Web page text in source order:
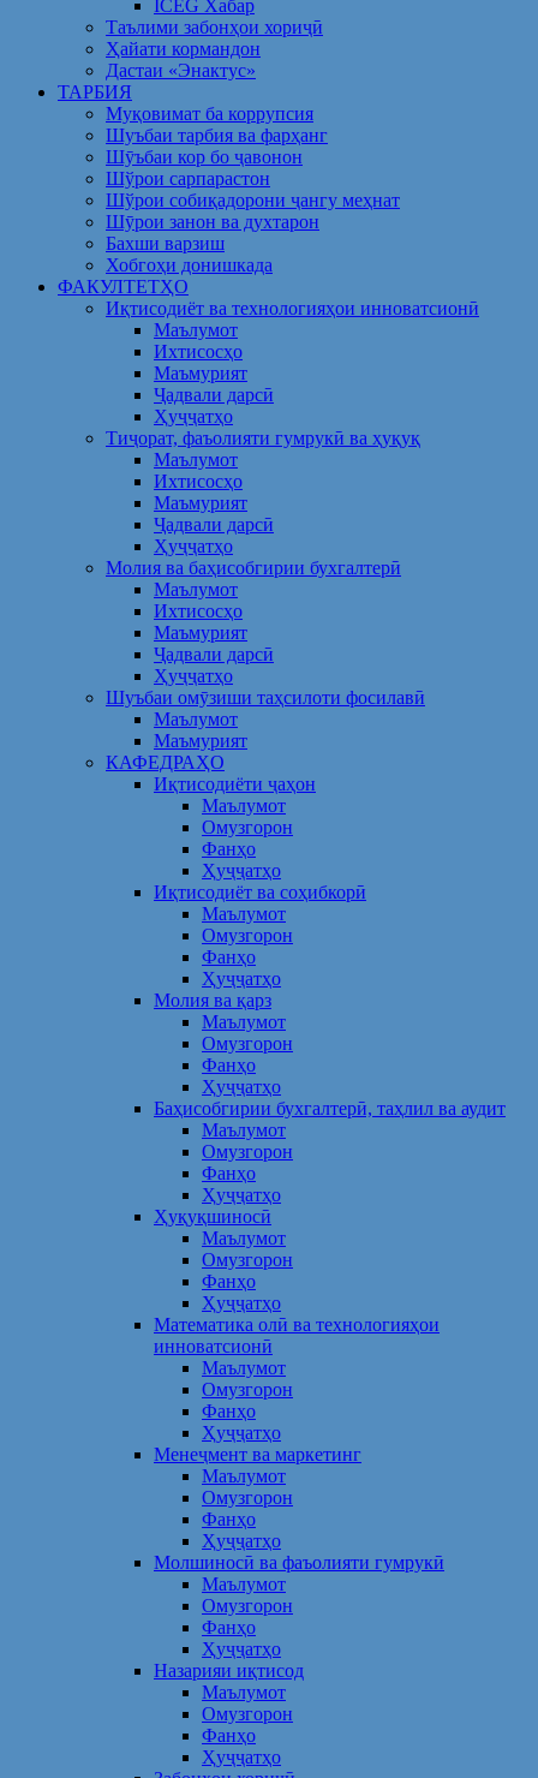
ICEG Хабар
Таълими забонҳои хориҷӣ
Ҳайати кормандон
Дастаи «Энактус»
ТАРБИЯ
Муқовимат ба коррупсия
Шуъбаи тарбия ва фарҳанг
Шӯъбаи кор бо ҷавонон
Шўрои сарпарастон
Шўрои собиқадорони ҷангу меҳнат
Шӯрои занон ва духтарон
Бахши варзиш
Хобгоҳи донишкада
ФАКУЛТЕТҲО
Иқтисодиёт ва технологияҳои инноватсионӣ
Маълумот
Ихтисосҳо
Маъмурият
Ҷадвали дарсӣ
Ҳуҷҷатҳо
Тиҷорат, фаъолияти гумрукӣ ва ҳуқуқ
Маълумот
Ихтисосҳо
Маъмурият
Ҷадвали дарсӣ
Ҳуҷҷатҳо
Молия ва баҳисобгирии бухгалтерӣ
Маълумот
Ихтисосҳо
Маъмурият
Ҷадвали дарсӣ
Ҳуҷҷатҳо
Шуъбаи омӯзиши таҳсилоти фосилавӣ
Маълумот
Маъмурият
КАФЕДРАҲО
Иқтисодиёти ҷаҳон
Маълумот
Омузгорон
Фанҳо
Ҳуҷҷатҳо
Иқтисодиёт ва соҳибкорӣ
Маълумот
Омузгорон
Фанҳо
Ҳуҷҷатҳо
Молия ва қарз
Маълумот
Омузгорон
Фанҳо
Ҳуҷҷатҳо
Баҳисобгирии бухгалтерӣ, таҳлил ва аудит
Маълумот
Омузгорон
Фанҳо
Ҳуҷҷатҳо
Ҳуқуқшиносӣ
Маълумот
Омузгорон
Фанҳо
Ҳуҷҷатҳо
Математика олӣ ва технологияҳои
инноватсионӣ
Маълумот
Омузгорон
Фанҳо
Ҳуҷҷатҳо
Менеҷмент ва маркетинг
Маълумот
Омузгорон
Фанҳо
Ҳуҷҷатҳо
Молшиносӣ ва фаъолияти гумрукӣ
Маълумот
Омузгорон
Фанҳо
Ҳуҷҷатҳо
Назарияи иқтисод
Маълумот
Омузгорон
Фанҳо
Ҳуҷҷатҳо